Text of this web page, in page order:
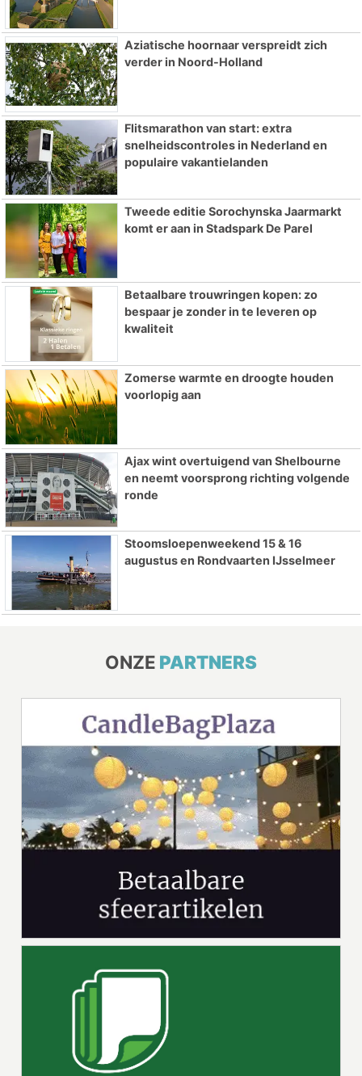
Aziatische hoornaar verspreidt zich
verder in Noord-Holland
Flitsmarathon van start: extra
snelheidscontroles in Nederland en
populaire vakantielanden
Tweede editie Sorochynska Jaarmarkt
komt er aan in Stadspark De Parel
Betaalbare trouwringen kopen: zo
bespaar je zonder in te leveren op
kwaliteit
Zomerse warmte en droogte houden
voorlopig aan
Ajax wint overtuigend van Shelbourne
en neemt voorsprong richting volgende
ronde
Stoomsloepenweekend 15 & 16
augustus en Rondvaarten IJsselmeer
ONZE PARTNERS